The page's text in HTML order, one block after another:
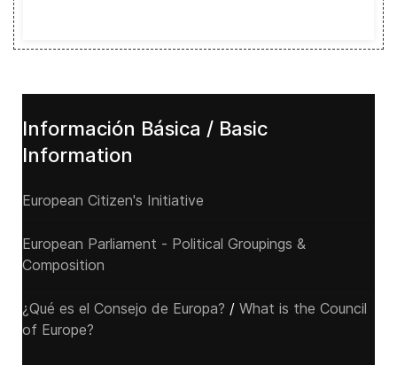
Información Básica / Basic
Information
European Citizen's Initiative
European Parliament - Political Groupings &
Composition
¿Qué es el Consejo de Europa? / What is the Council
of Europe?